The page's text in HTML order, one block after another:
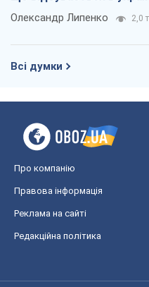
Олександр Липенко 2,0
Всі думки
Про компанію
Правова інформація
Реклама на сайті
Редакційна політика